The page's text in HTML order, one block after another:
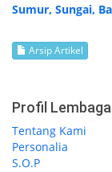
Sumur, Sungai,
Arsip Artikel
Profil Lembaga
Tentang Kami
Personalia
S.O.P